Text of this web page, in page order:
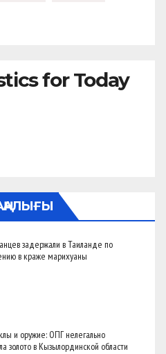
for Today
задержали в Таиланде по
в краже марихуаны
и оружие: ОПГ нелегально
золото в Кызылординской области